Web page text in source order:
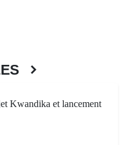
Kwandika et lancement